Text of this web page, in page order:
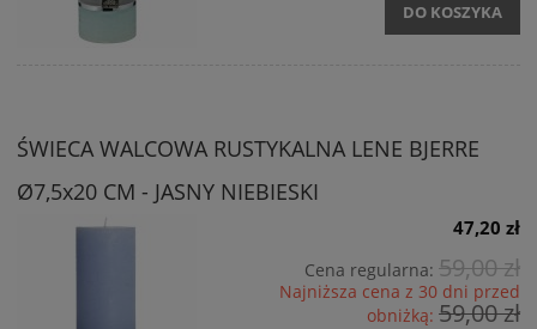
DO KOSZYKA
ŚWIECA WALCOWA RUSTYKALNA LENE BJERRE
Ø7,5x20 CM - JASNY NIEBIESKI
47,20 zł
Cena regularna: 59,00 zł
Najniższa cena z 30 dni przed
obniżką: 59,00 zł